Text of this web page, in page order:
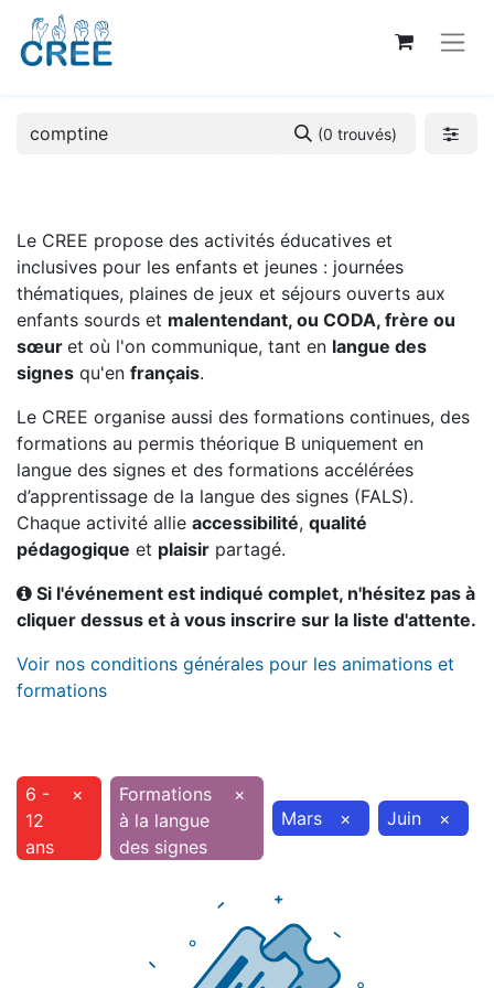
(0 trouvés)
Le CREE propose des activités éducatives et
inclusives pour les enfants et jeunes : journées
thématiques, plaines de jeux et séjours ouverts aux
enfants sourds et malentendant, ou CODA, frère ou
sœur et où l'on communique, tant en langue des
signes qu'en français.
Le CREE organise aussi des formations continues, des
formations au permis théorique B uniquement en
langue des signes et des formations accélérées
d’apprentissage de la langue des signes (FALS).
Chaque activité allie accessibilité, qualité
pédagogique et plaisir partagé.
Si l'événement est indiqué complet, n'hésitez pas à
cliquer dessus et à vous inscrire sur la liste d'attente.
Voir nos conditions générales pour les animations et
formations
6 -
12
ans
×
Formations
à la langue
des signes
×
Mars
× Juin ×